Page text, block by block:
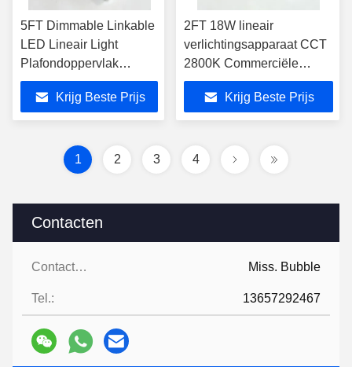
Contacten
Contacten: Miss. Bubble
Tel.: 13657292467
5FT Dimmable Linkable
LED Lineair Light
Plafondoppervlak
Lineair Suspended
LightingKrijg Beste Prijs
2FT 18W lineair
verlichtingsapparaat CCT
2800K Commerciële
lineaire hangverlichting
Krijg Beste Prijs
1 2 3 4